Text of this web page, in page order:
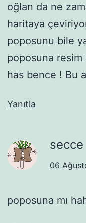
oğlan da ne
haritaya
poposunu bile
poposuna resim
has bence ! Bu
Yanıtla
secce
06
poposuna mı